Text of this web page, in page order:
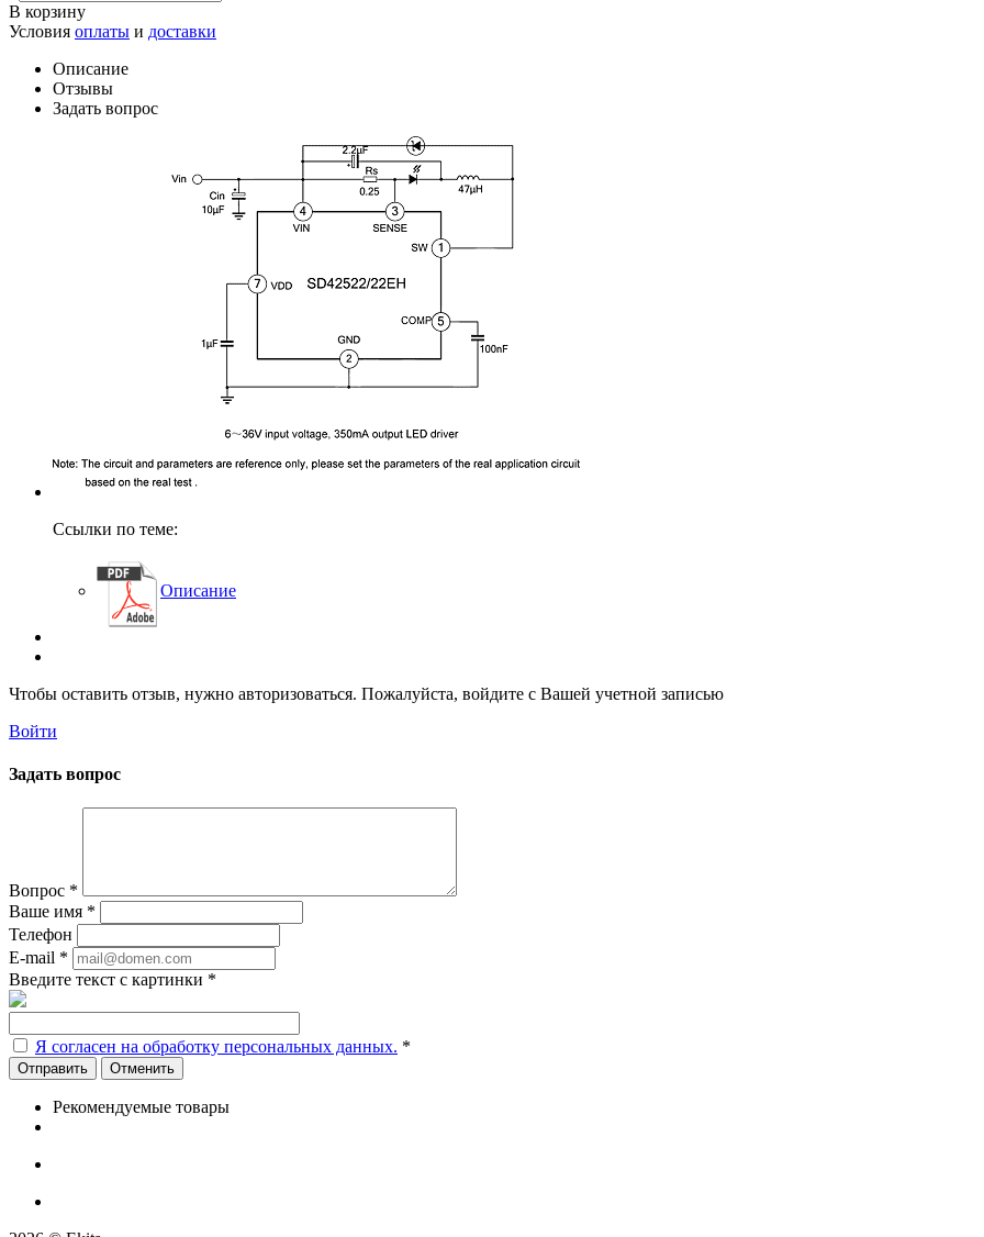
В корзину
Условия оплаты и доставки
Описание
Отзывы
Задать вопрос
Ссылки по теме:
Описание
Чтобы оставить отзыв, нужно авторизоваться. Пожалуйста, войдите с Вашей учетной записью
Войти
Задать вопрос
Вопрос *
Ваше имя *
Телефон
E-mail *
Введите текст с картинки *
Я согласен на обработку персональных данных. *
Отменить
Рекомендуемые товары